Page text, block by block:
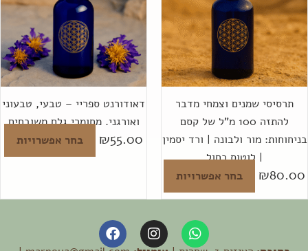
תרסיסי שמנים וצמחי מדבר
להתזה 100 מ"ל של קסם
מור ולבונה | ורד יסמין
| לוטוס כחול
₪ בחר אפשרויות
סוגים.
ניתן
לבחור
את
האפשרויות
בעמודדאודורנט ספריי – טבעי, טבעוני
ואורגני. מחומרי גלם משובחים
₪55.00 בחר אפשרויות
W
h
I
n
F
a